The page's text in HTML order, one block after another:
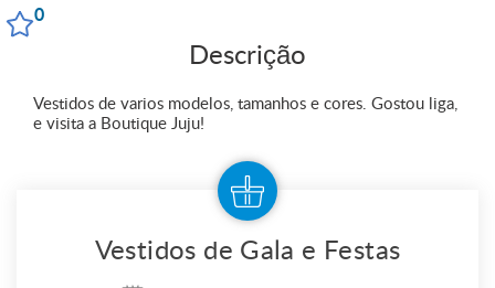
0
Descrição
Vestidos de varios modelos, tamanhos e cores. Gostou liga,
e visita a Boutique Juju!
Vestidos de Gala e Festas